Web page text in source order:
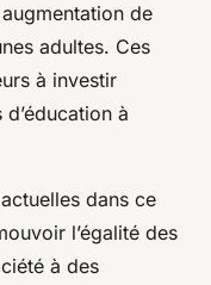
de
adultes. Ces
à investir
à
dans ce
l’égalité des
à des